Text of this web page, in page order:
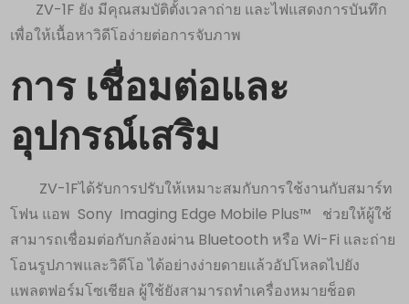
ZV-1F ยัง มีคุณสมบัติตั้งเวลาถ่าย และไฟแสดงการบันทึก
เพื่อให้เนื้อหาวิดีโอง่ายต่อการจับภาพ
การ เชื่อมต่อและ
อุปกรณ์เสริม
ZV-1Fได้รับการปรับให้เหมาะสมกับการใช้งานกับสมาร์ท
โฟน แอพ Sony Imaging Edge Mobile Plus™ ช่วยให้ผู้ใช้
สามารถเชื่อมต่อกับกล้องผ่าน Bluetooth หรือ Wi-Fi และถ่าย
โอนรูปภาพและวิดีโอ ได้อย่างง่ายดายแล้วอัปโหลดไปยัง
แพลตฟอร์มโซเชียล ผู้ใช้ยังสามารถทำเครื่องหมายช็อต